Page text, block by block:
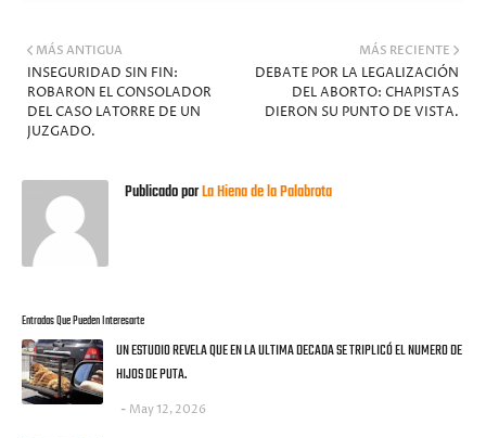
MÁS RECIENTE
DEBATE POR LA LEGALIZACIÓN
DEL ABORTO: CHAPISTAS
DIERON SU PUNTO DE VISTA.
MÁS ANTIGUA
INSEGURIDAD SIN FIN:
ROBARON EL CONSOLADOR
DEL CASO LATORRE DE UN
JUZGADO.
Publicado porLa Hiena de la Palabrota
Entradas Que Pueden Interesarte
UN ESTUDIO REVELA QUE EN LA ULTIMA DECADA SE TRIPLICÓ EL NUMERO DE
HIJOS DE PUTA.
May 12, 2026